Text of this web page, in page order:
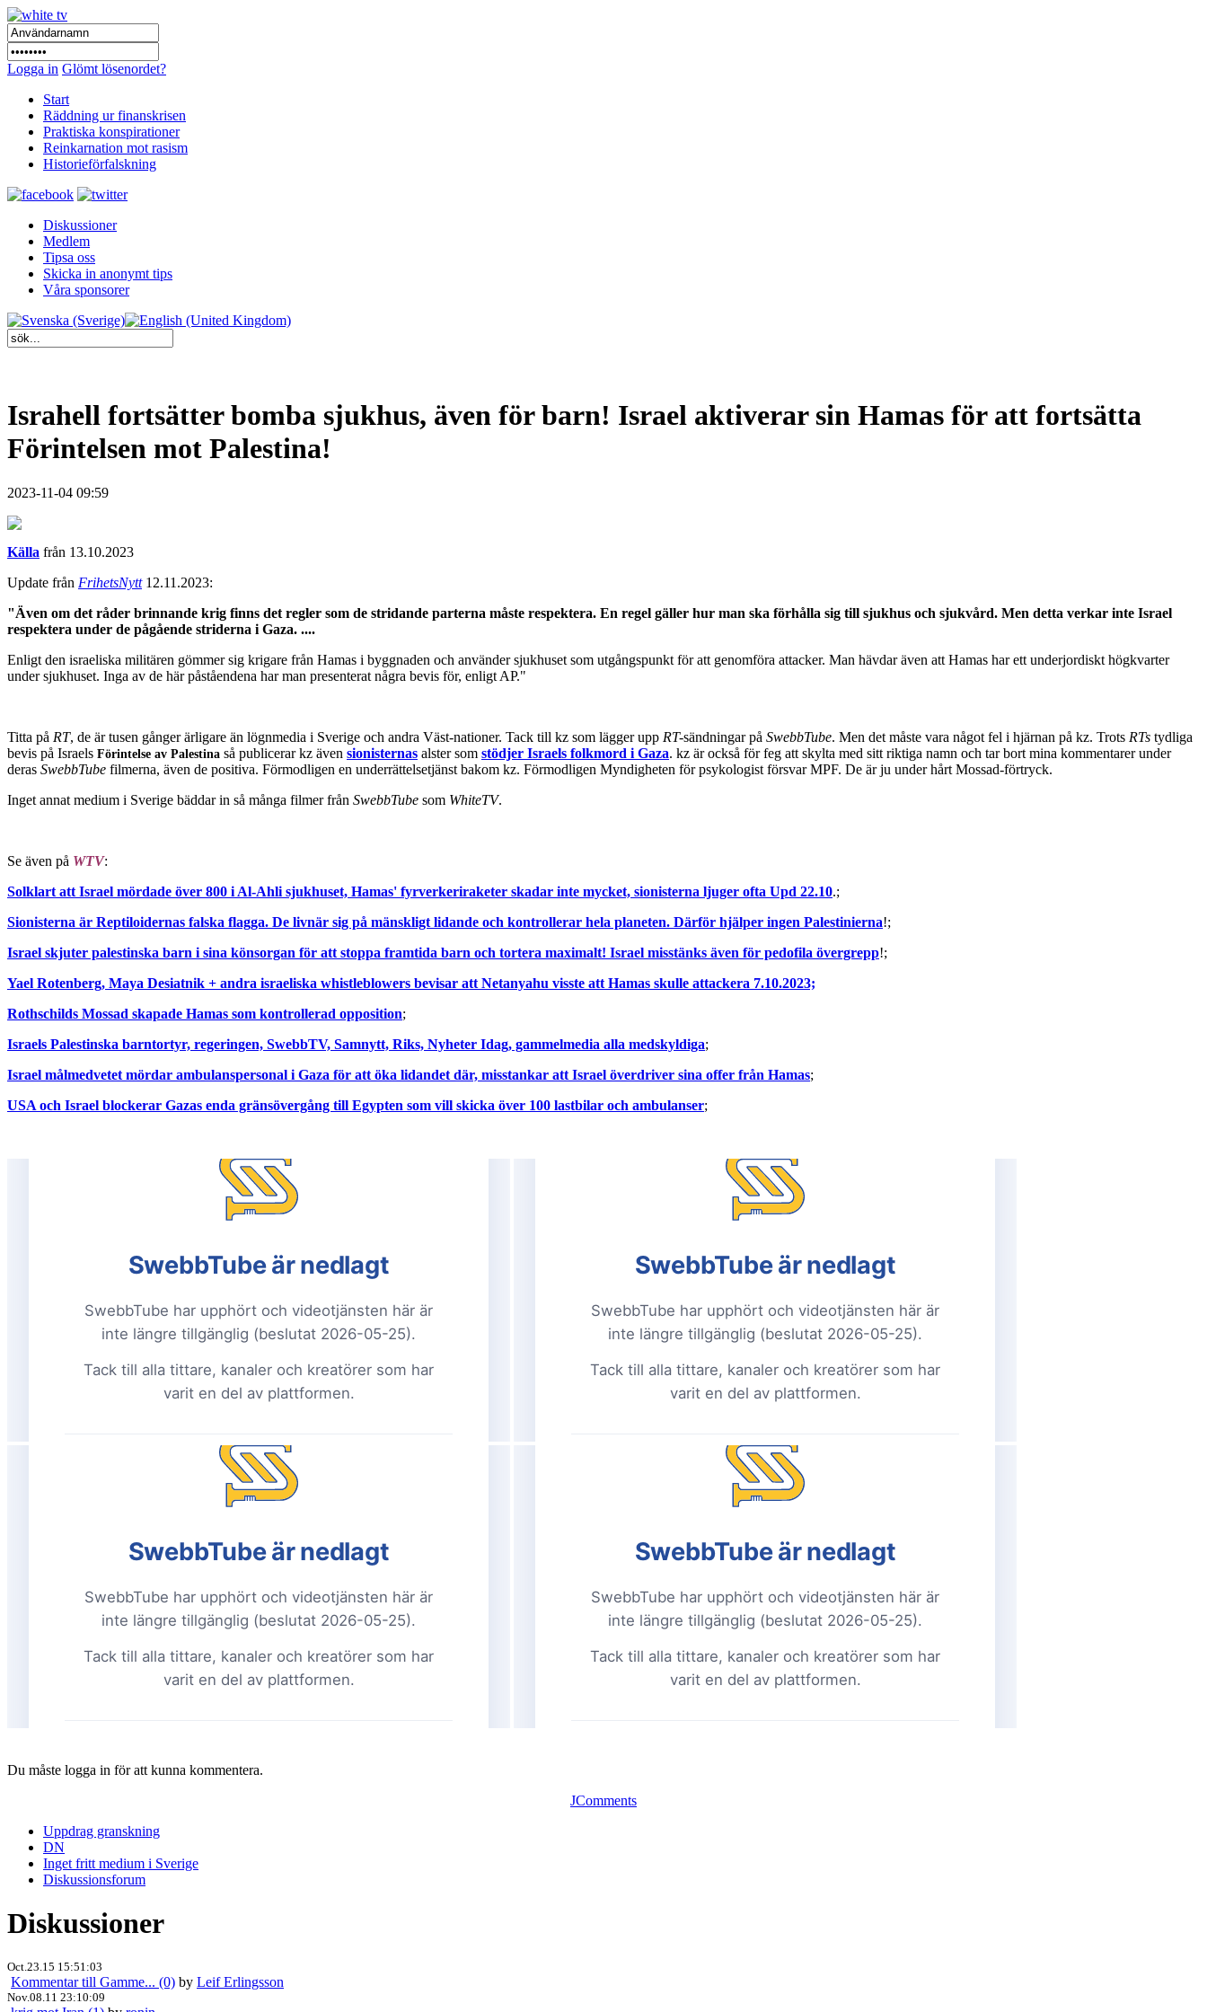
Logga in Glömt lösenordet?
Start
Räddning ur finanskrisen
Praktiska konspirationer
Reinkarnation mot rasism
Historieförfalskning
Diskussioner
Medlem
Tipsa oss
Skicka in anonymt tips
Våra sponsorer
Israhell fortsätter bomba sjukhus, även för barn! Israel aktiverar sin Hamas för att fortsätta
Förintelsen mot Palestina!
2023-11-04 09:59
Källa från 13.10.2023
Update från FrihetsNytt12.11.2023:
"Även om det råder brinnande krig finns det regler som de stridande parterna måste respektera. En regel gäller hur man ska förhålla sig till sjukhus och sjukvård. Men detta verkar inte Israel
respektera under de pågående striderna i Gaza. ....
Enligt den israeliska militären gömmer sig krigare från Hamas i byggnaden och använder sjukhuset som utgångspunkt för att genomföra attacker. Man hävdar även att Hamas har ett underjordiskt högkvarter
under sjukhuset. Inga av de här påståendena har man presenterat några bevis för, enligt AP."
Titta på RT, de är tusen gånger ärligare än lögnmedia i Sverige och andra Väst-nationer. Tack till kz som lägger upp RT-sändningar på SwebbTube. Men det måste vara något fel i hjärnan på kz. Trots RTs tydliga
bevis på Israels Förintelse av Palestina så publicerar kz även sionisternas alster som stödjer Israels folkmord i Gaza. kz är också för feg att skylta med sitt riktiga namn och tar bort mina kommentarer under
deras SwebbTube filmerna, även de positiva. Förmodligen en underrättelsetjänst bakom kz. Förmodligen Myndigheten för psykologist försvar MPF. De är ju under hårt Mossad-förtryck.
Inget annat medium i Sverige bäddar in så många filmer från SwebbTube som WhiteTV.
Se även på WTV:
Solklart att Israel mördade över 800 i Al-Ahli sjukhuset, Hamas' fyrverkeriraketer skadar inte mycket, sionisterna ljuger ofta Upd 22.10.;
Sionisterna är Reptiloidernas falska flagga. De livnär sig på mänskligt lidande och kontrollerar hela planeten. Därför hjälper ingen Palestinierna!;
Israel skjuter palestinska barn i sina könsorgan för att stoppa framtida barn och tortera maximalt! Israel misstänks även för pedofila övergrepp!;
Yael Rotenberg, Maya Desiatnik + andra israeliska whistleblowers bevisar att Netanyahu visste att Hamas skulle attackera 7.10.2023;
Rothschilds Mossad skapade Hamas som kontrollerad opposition;
Israels Palestinska barntortyr, regeringen, SwebbTV, Samnytt, Riks, Nyheter Idag, gammelmedia alla medskyldiga;
Israel målmedvetet mördar ambulanspersonal i Gaza för att öka lidandet där, misstankar att Israel överdriver sina offer från Hamas;
USA och Israel blockerar Gazas enda gränsövergång till Egypten som vill skicka över 100 lastbilar och ambulanser;
Du måste logga in för att kunna kommentera.
JComments
Uppdrag granskning
DN
Inget fritt medium i Sverige
Diskussionsforum
Diskussioner
Oct.23.15 15:51:03
Kommentar till Gamme... (0) by Leif Erlingsson
Nov.08.11 23:10:09